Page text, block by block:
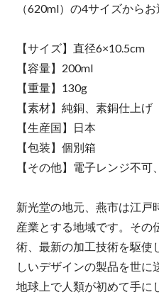
（620ml）の4サイズから
【サイズ】直径6×10.5cm
【容量】200ml
【重量】130g
【素材】純銅、素銅仕上げ
【生産国】日本
【包装】個別箱
【その他】電子レンジ不
新光堂の地元、燕市は江戸
産業とする地域です。その
術、最新の加工技術を駆使
しいデザインの製品を世に
地球上で人類が初めて手に